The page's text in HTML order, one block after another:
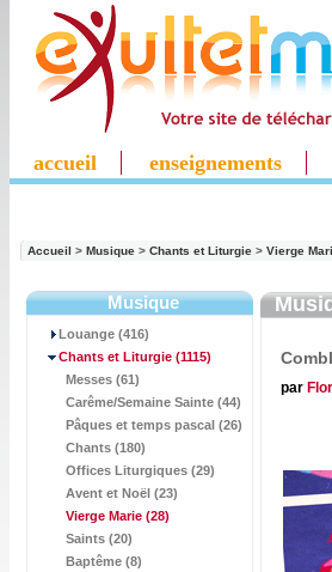
accueil enseignements
Accueil > Musique > Chants et Liturgie > Vierge
Musique
Louange (416)
Chants et Liturgie (1115)
Messes (61)
Carême/Semaine Sainte (44)
Pâques et temps pascal (26)
Chants (180)
Offices Liturgiques (29)
Avent et Noël (23)
Vierge Marie (28)
Saints (20)
Baptême (8)
par